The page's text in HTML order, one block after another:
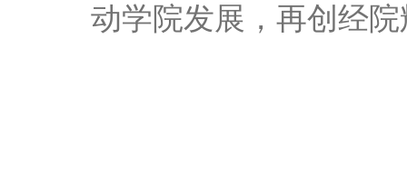
动学院发展，再创经